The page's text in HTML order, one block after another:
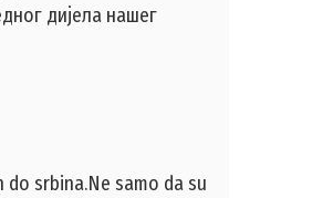
дијела нашег
srbina.Ne samo da su